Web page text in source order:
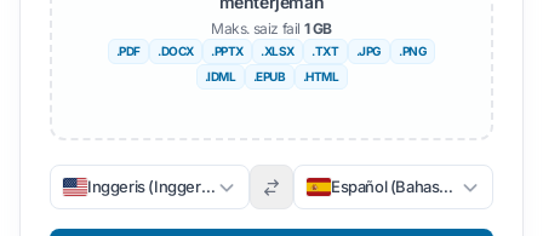
Maks. saiz fail 1 GB
.PDF .DOCX .PPTX .XLSX .TXT .JPG
.PNG
.IDML
.EPUB .HTML
Inggeris (Inggeris) Español (Bahasa Sepanyol)